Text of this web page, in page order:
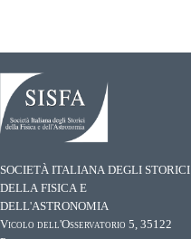
SOCIETÀ ITALIANA DEGLI STORICI
DELLA FISICA E
DELL'ASTRONOMIA
Vicolo dell'Osservatorio 5, 35122